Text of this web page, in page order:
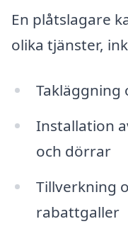
En plåtslagare
olika tjänster,
Takläggning
Installation
och dörrar
Tillverkning
rabattgaller